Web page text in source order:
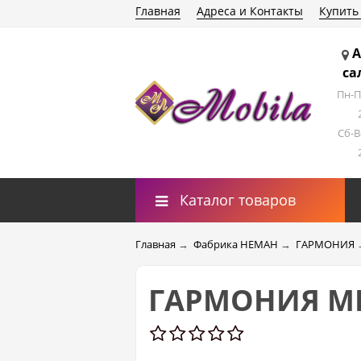
Главная Адреса и Контакты
Пн-
Сб-
Каталог товаров
Главная → Фабрика НЕМАН → ГАРМОНИЯ
ГАРМОНИЯ